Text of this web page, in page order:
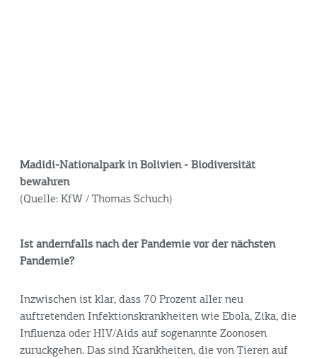
Madidi-Nationalpark in Bolivien - Biodiversität
bewahren
(Quelle: KfW / Thomas Schuch)
Ist andernfalls nach der Pandemie vor der nächsten
Pandemie?
Inzwischen ist klar, dass 70 Prozent aller neu
auftretenden Infektionskrankheiten wie Ebola, Zika, die
Influenza oder HIV/Aids auf sogenannte Zoonosen
zurückgehen. Das sind Krankheiten, die von Tieren auf